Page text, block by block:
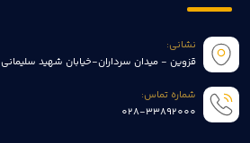
نشانی:
قزوین - میدان سرداران-خیابان شهید سلیمانی
شماره تماس:
028-33892000